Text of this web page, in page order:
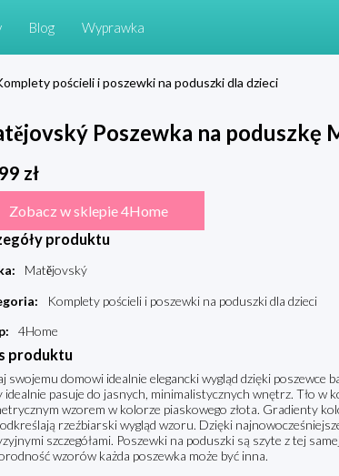
Blog Wyprawka
pościeli i poszewki na poduszki dla dzieci
Poszewka na poduszkę
zł
Zobacz w sklepie 4Home
produktu
:
Matějovský
:
Komplety pościeli i poszewki na poduszki dla dzieci
: 4Home
produktu
swojemu domowi idealnie elegancki wygląd dzięki poszewce
idealnie pasuje do jasnych, minimalistycznych wnętrz. Tło w
wzorem w kolorze piaskowego złota. Gradienty
rzeźbiarski wygląd wzoru. Dzięki
szczegółami. Poszewki na poduszki są szyte z tej
wzorów każda poszewka może być inna.